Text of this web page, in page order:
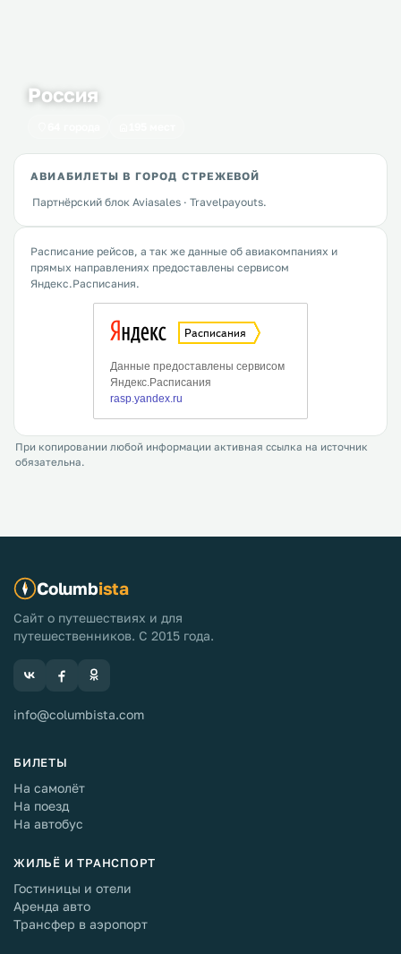
Россия
АВИАБИЛЕТЫ В ГОРОД СТРЕЖЕВОЙ
Партнёрский блок Aviasales · Travelpayouts.
Расписание рейсов, а так же данные об авиакомпаниях и
прямых направлениях предоставлены сервисом
Яндекс.Расписания.
При копировании любой информации активная ссылка на источник
обязательна.
Columbista
Сайт о путешествиях и для
путешественников. С 2015 года.
info@columbista.com
БИЛЕТЫ
На самолёт
На поезд
На автобус
ЖИЛЬЁ И ТРАНСПОРТ
Гостиницы и отели
Аренда авто
Трансфер в аэропорт